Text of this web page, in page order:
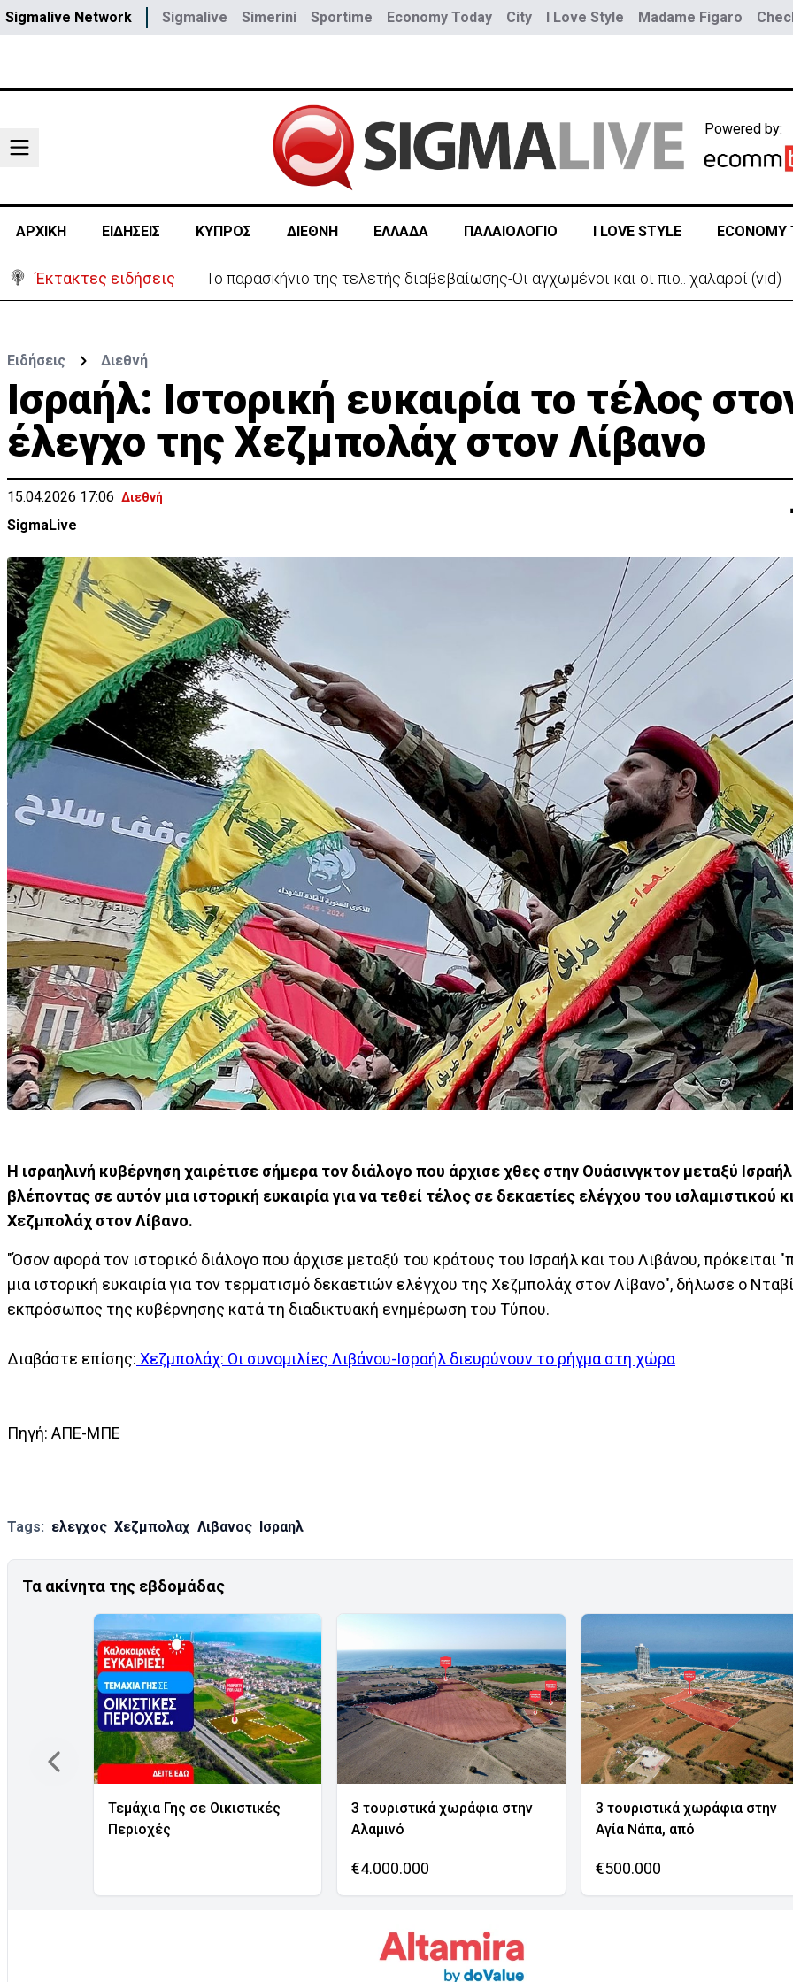
Sigmalive Network Sigmalive Simerini Sportime Economy Today City I Love Style Madame Figaro
Powered by:
ΑΡΧΙΚΗ ΕΙΔΗΣΕΙΣ ΚΥΠΡΟΣ ΔΙΕΘΝΗ ΕΛΛΑΔΑ ΠΑΛΑΙΟΛΟΓΙΟ I LOVE STYLE ECONOMY
Έκτακτες ειδήσεις Το παρασκήνιο της τελετής διαβεβαίωσης-Οι αγχωμένοι και οι πιο.. χαλαροί (vid)
Ειδήσεις Διεθνή
Ισραήλ: Ιστορική ευκαιρία το τέλος
έλεγχο της Χεζμπολάχ στον Λίβανο
15.04.2026 17:06 Διεθνή
SigmaLive
Η ισραηλινή κυβέρνηση χαιρέτισε σήμερα τον διάλογο που άρχισε χθες στην Ουάσινγκτον μεταξύ
βλέποντας σε αυτόν μια ιστορική ευκαιρία για να τεθεί τέλος σε δεκαετίες ελέγχου του ισλαμιστικού
Χεζμπολάχ στον Λίβανο.
"Όσον αφορά τον ιστορικό διάλογο που άρχισε μεταξύ του κράτους του Ισραήλ και του Λιβάνου, πρόκειται
μια ιστορική ευκαιρία για τον τερματισμό δεκαετιών ελέγχου της Χεζμπολάχ στον Λίβανο", δήλωσε ο
εκπρόσωπος της κυβέρνησης κατά τη διαδικτυακή ενημέρωση του Τύπου.
Διαβάστε επίσης: Χεζμπολάχ: Οι συνομιλίες Λιβάνου-Ισραήλ διευρύνουν το ρήγμα στη χώρα
Πηγή: ΑΠΕ-ΜΠΕ
Tags: ελεγχος Χεζμπολαχ Λιβανος Ισραηλ
Τα ακίνητα της εβδομάδας
Τεμάχια Γης σε Οικιστικές
Περιοχές
3 τουριστικά χωράφια στην
Αλαμινό
€4.000.000
3 τουριστικά χωράφια στην
Αγία Νάπα, από
€500.000